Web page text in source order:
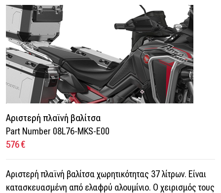
Αριστερή πλαϊνή βαλίτσα
Part Number 08L76-MKS-E00
576 €
Αριστερή πλαϊνή βαλίτσα χωρητικότητας 37 λίτρων. Είναι
κατασκευασμένη από ελαφρύ αλουμίνιο. Ο χειρισμός τους